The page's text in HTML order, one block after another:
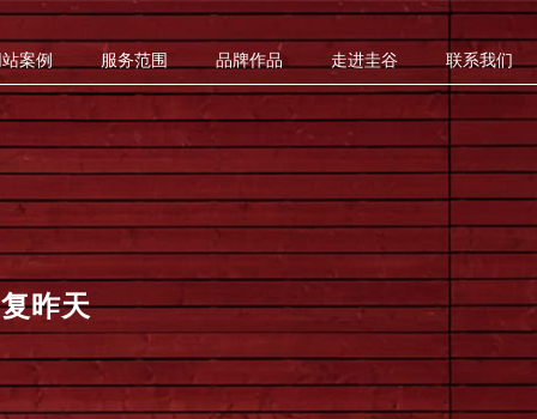
案例 服务范围 品牌作品 走进圭谷 联系我们
昨天